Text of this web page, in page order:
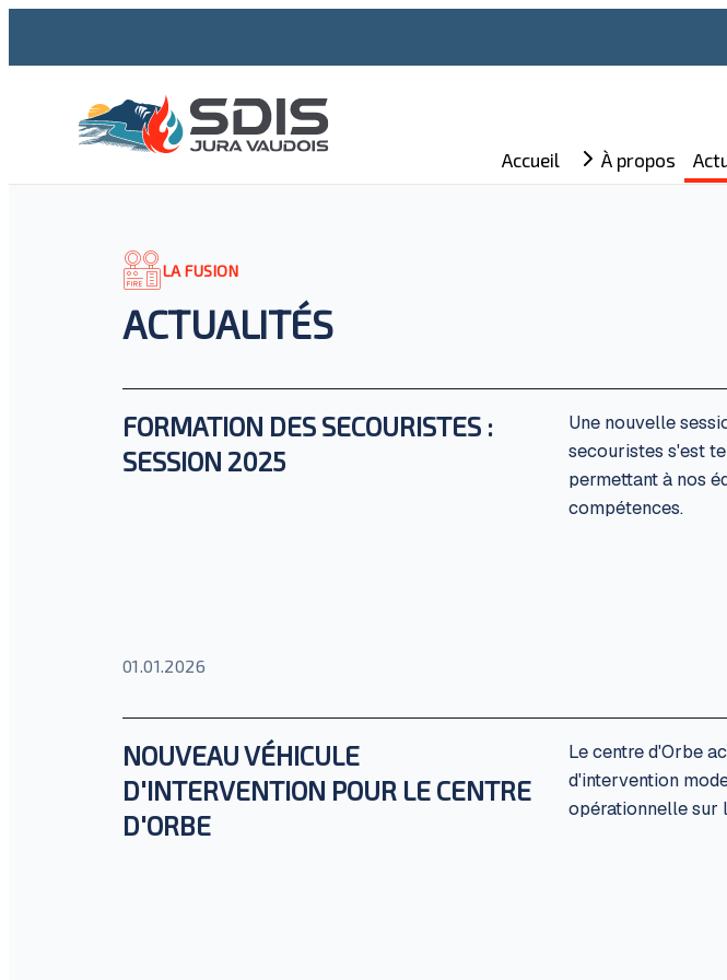
Accueil À propos
LA FUSION
ACTUALITÉS
FORMATION DES SECOURISTES :
SESSION 2025
01.01.2026
Une nouvelle
secouristes s'est
permettant à nos
compétences.
NOUVEAU VÉHICULE
D'INTERVENTION POUR LE CENTRE
D'ORBE
Le centre d'Orbe
d'intervention
opérationnelle sur